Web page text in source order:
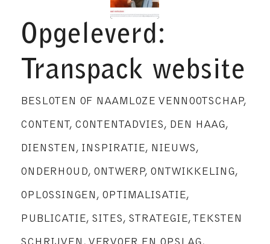
Opgeleverd:
Transpack website
BESLOTEN OF NAAMLOZE VENNOOTSCHAP,
CONTENT, CONTENTADVIES, DEN HAAG,
DIENSTEN , INSPIRATIE, NIEUWS,
ONDERHOUD, ONTWERP, ONTWIKKELING,
OPLOSSINGEN , OPTIMALISATIE,
PUBLICATIE, SITES, STRATEGIE, TEKSTEN